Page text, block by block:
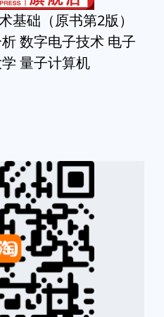
基础（原书第2版）
数字电子技术 电子
量子计算机